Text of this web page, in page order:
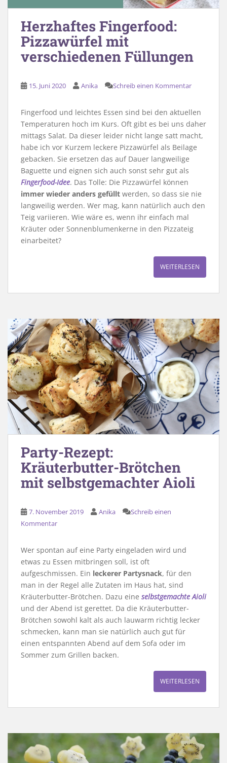
Herzhaftes Fingerfood:
Pizzawürfel mit
verschiedenen Füllungen
15. Juni 2020 Anika Schreib einen Kommentar
Fingerfood und leichtes Essen sind bei den aktuellen
Temperaturen hoch im Kurs. Oft gibt es bei uns daher
mittags Salat. Da dieser leider nicht lange satt macht,
habe ich vor Kurzem leckere Pizzawürfel als Beilage
gebacken. Sie ersetzen das auf Dauer langweilige
Baguette und eignen sich auch sonst sehr gut als
Fingerfood-Idee. Das Tolle: Die Pizzawürfel können
immer wieder anders gefüllt werden, so dass sie nie
langweilig werden. Wer mag, kann natürlich auch den
Teig variieren. Wie wäre es, wenn ihr einfach mal
Kräuter oder Sonnenblumenkerne in den Pizzateig
einarbeitet?
WEITERLESEN
Party-Rezept:
Kräuterbutter-Brötchen
mit selbstgemachter Aioli
7. November 2019 Anika
Schreib einen
Kommentar
Wer spontan auf eine Party eingeladen wird und
etwas zu Essen mitbringen soll, ist oft
aufgeschmissen. Ein leckerer Partysnack, für den
man in der Regel alle Zutaten im Haus hat, sind
Kräuterbutter-Brötchen. Dazu eine selbstgemachte Aioli
und der Abend ist gerettet. Da die Kräuterbutter-
Brötchen sowohl kalt als auch lauwarm richtig lecker
schmecken, kann man sie natürlich auch gut für
einen entspannten Abend auf dem Sofa oder im
Sommer zum Grillen backen.
WEITERLESEN